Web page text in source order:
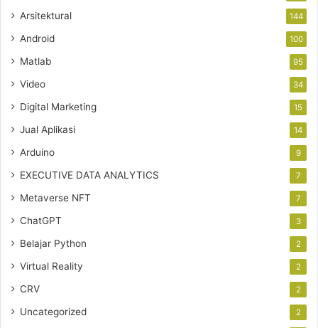
Arsitektural 144
Android 100
Matlab 95
Video 34
Digital Marketing 15
Jual Aplikasi 14
Arduino 9
EXECUTIVE DATA ANALYTICS 7
Metaverse NFT 7
ChatGPT 3
Belajar Python 2
Virtual Reality 2
CRV 2
Uncategorized 2